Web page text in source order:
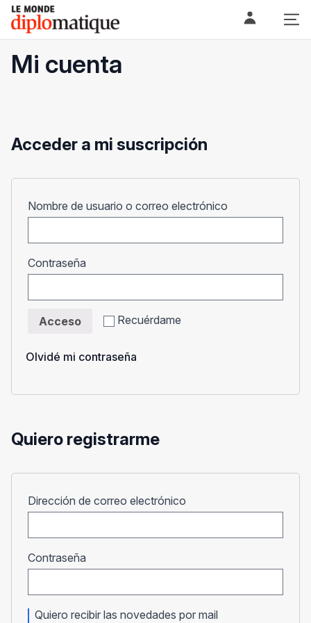
Skip
content
Le monde diplomatique
Mi cuenta
Acceder a mi suscripción
Nombre de usuario o correo electrónico
Contraseña
Recuérdame
Acceso
Olvidé mi contraseña
Quiero registrarme
Dirección de correo electrónico
Contraseña
Quiero recibir las novedades por mail